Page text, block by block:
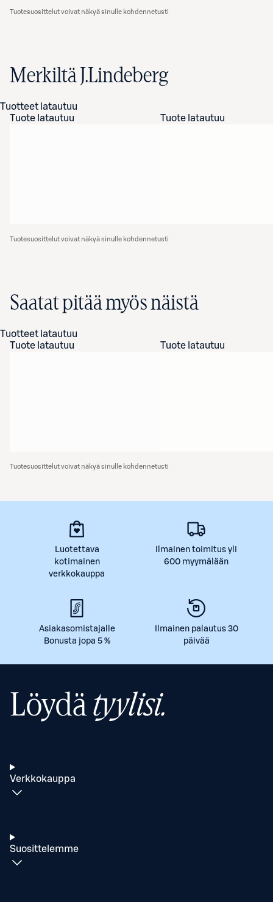
Tuotesuosittelut voivat näkyä sinulle kohdennetusti
Merkiltä J.Lindeberg
Tuotteet latautuu
Tuote latautuu
Tuote latautuu
Tuotesuosittelut voivat näkyä sinulle kohdennetusti
Saatat pitää myös näistä
Tuotteet latautuu
Tuote latautuu
Tuote latautuu
Tuotesuosittelut voivat näkyä sinulle kohdennetusti
Luotettava
kotimainen
verkkokauppa
Ilmainen toimitus yli
600 myymälään
Asiakasomistajalle
Bonusta jopa 5 %
Ilmainen palautus 30
päivää
Löydätyylisi.
Verkkokauppa
Suosittelemme